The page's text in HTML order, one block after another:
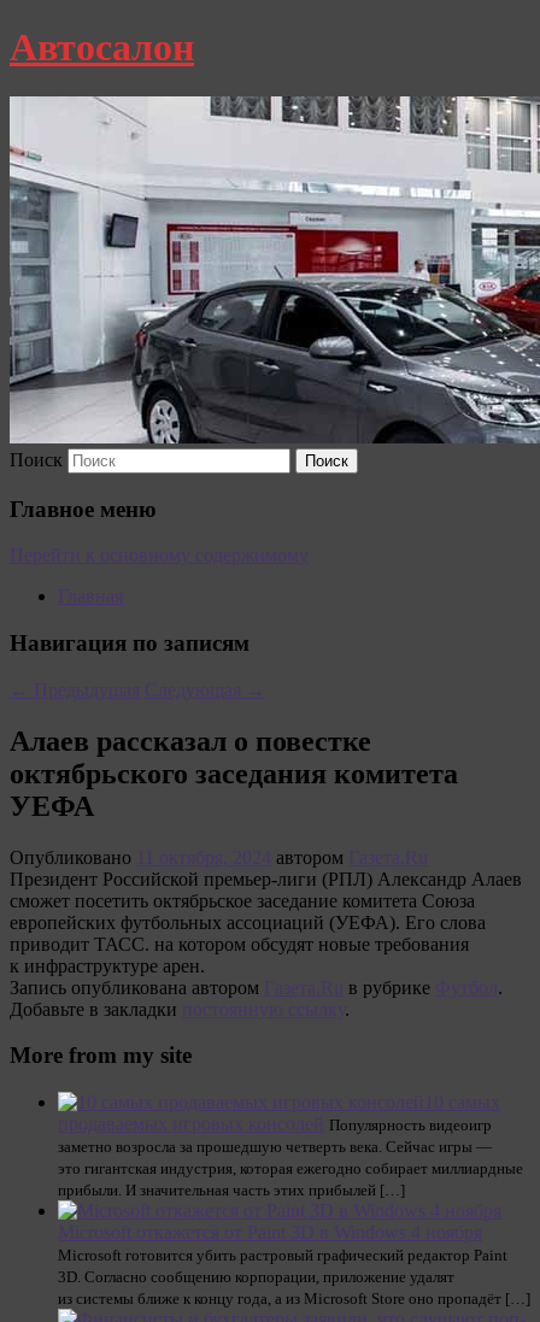
Автосалон
Поиск
Главное меню
Перейти к основному содержимому
Главная
Навигация по записям
← Предыдущая Следующая →
Алаев рассказал о повестке
октябрьского заседания комитета
УЕФА
Опубликовано 11 октября, 2024 автором Газета.Ru
Президент Российской премьер-лиги (РПЛ) Александр Алаев
сможет посетить октябрьское заседание комитета Союза
европейских футбольных ассоциаций (УЕФА). Его слова
приводит ТАСС. на котором обсудят новые требования
к инфраструктуре арен.
Запись опубликована автором Газета.Ru в рубрике Футбол.
Добавьте в закладки постоянную ссылку.
More from my site
10 самых
продаваемых игровых консолей Популярность видеоигр
заметно возросла за прошедшую четверть века. Сейчас игры —
это гигантская индустрия, которая ежегодно собирает миллиардные
прибыли. И значительная часть этих прибылей […]
Microsoft откажется от Paint 3D в Windows 4 ноября
Microsoft готовится убить растровый графический редактор Paint
3D. Согласно сообщению корпорации, приложение удалят
из системы ближе к концу года, а из Microsoft Store оно пропадёт […]